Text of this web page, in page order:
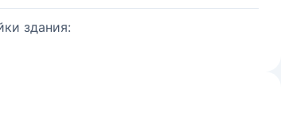
здания: